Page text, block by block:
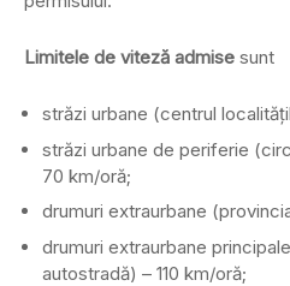
Limitele de viteză admise sunt
străzi urbane (centrul
străzi urbane de periferie
70 km/oră;
drumuri extraurbane
drumuri extraurbane
autostradă) – 110 km/oră;